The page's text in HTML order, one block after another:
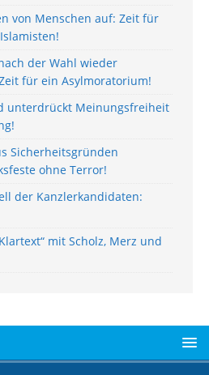
von Menschen auf: Zeit für
der Wahl wieder
für ein Asylmoratorium!
unterdrückt Meinungsfreiheit
Sicherheitsgründen
ohne Terror!
der Kanzlerkandidaten:
mit Scholz, Merz und